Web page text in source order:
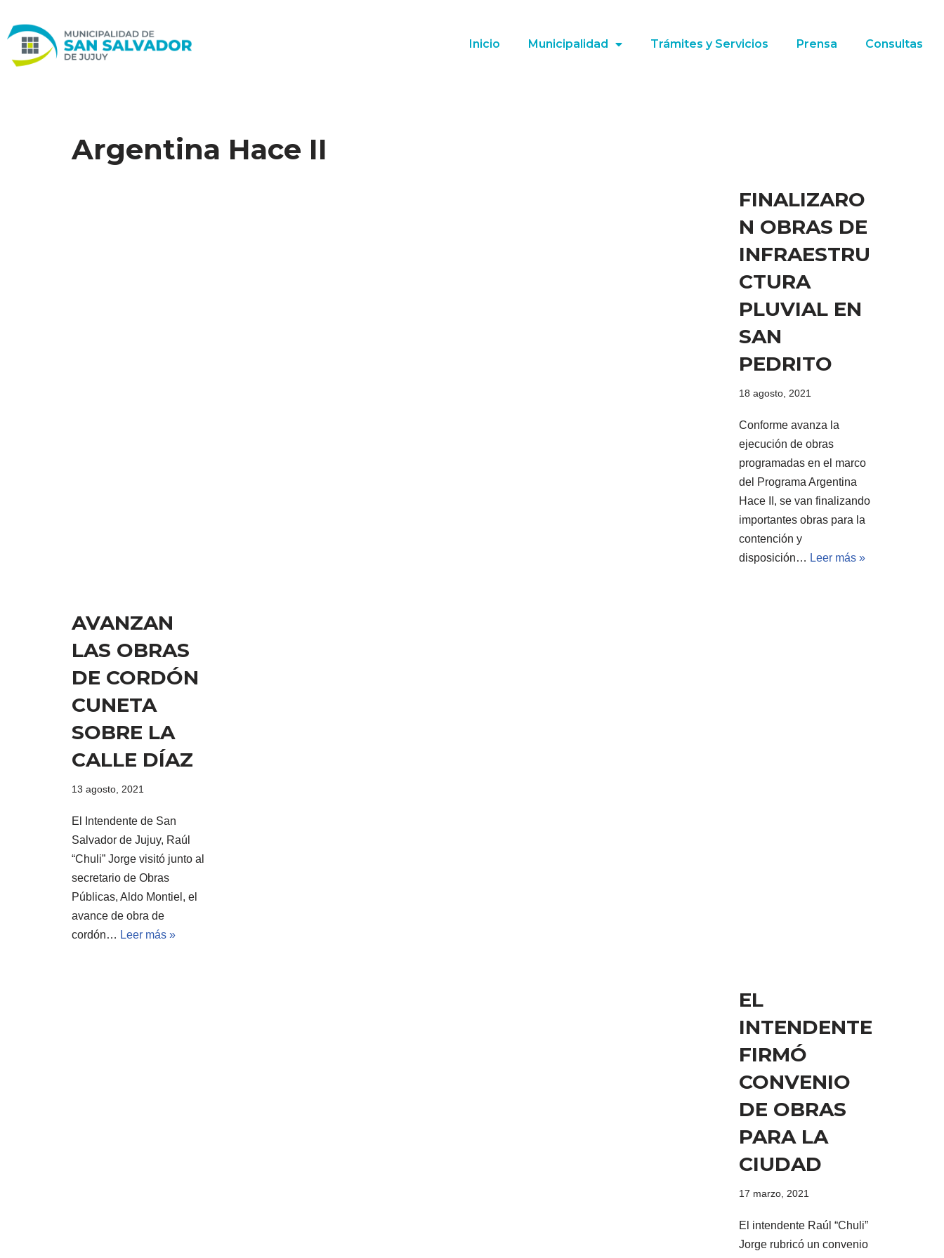
Ir
al
Inicio Municipalidad Trámites y Servicios Prensa Consultas
Argentina Hace II
FINALIZARO
N OBRAS DE
INFRAESTRU
CTURA
PLUVIAL EN
SAN
PEDRITO
18 agosto, 2021
Conforme avanza la
ejecución de obras
programadas en el marco
del Programa Argentina
Hace II, se van finalizando
importantes obras para la
contención y
disposición… Leer más »
AVANZAN
LAS OBRAS
DE CORDÓN
CUNETA
SOBRE LA
CALLE DÍAZ
13 agosto, 2021
El Intendente de San
Salvador de Jujuy, Raúl
“Chuli” Jorge visitó junto al
secretario de Obras
Públicas, Aldo Montiel, el
avance de obra de
cordón… Leer más »
EL
INTENDENTE
FIRMÓ
CONVENIO
DE OBRAS
PARA LA
CIUDAD
17 marzo, 2021
El intendente Raúl “Chuli”
Jorge rubricó un convenio